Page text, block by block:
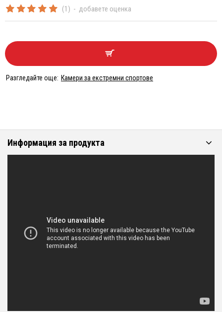
(1) - добавете оценка
Разгледайте още: Камери за екстремни спортове
Информация за продукта